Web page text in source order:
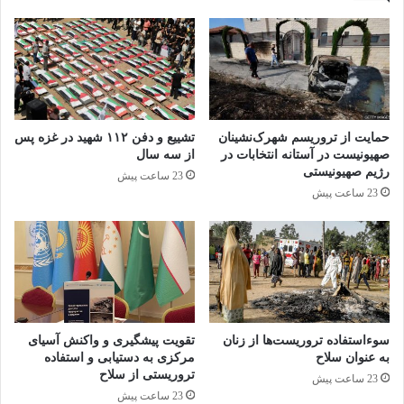
و عدالت برای قربانیان آن ها است.
هزاران مرد و پسر خلال سالهای 2017 و
2019دستگیر و در اردوگاههایی پرجمعیت و بی
امکانات کافی نگهداری می‌شوند.
آنها غالبا به عنوان جنگجویان تروریست و جهادی به
تصویر کشیده می‌شوند و این برداشت وجود دارد
که رفتار انسانی با آنها جایز نیست و بخصوص به
دلیل خطرات احتمالی از جانب آنها، دارای حق
بازگشت به کشورهای متبوعشان قلمداد نمی
شوند.
حمایت از تروریسم شهرک‌نشینان
صهیونیست در آستانه انتخابات در
رژیم صهیونیستی
23 ساعت پیش
تشییع و دفن ۱۱۲ شهید در غزه پس
از سه سال
23 ساعت پیش
سوءاستفاده تروریست‌ها از زنان
به عنوان سلاح
23 ساعت پیش
تقویت پیشگیری و واکنش آسیای
مرکزی به دستیابی و استفاده
تروریستی از سلاح
23 ساعت پیش